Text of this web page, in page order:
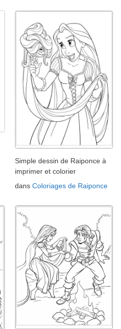
Simple dessin de Raiponce à
imprimer et colorier
dans Coloriages de Raiponce